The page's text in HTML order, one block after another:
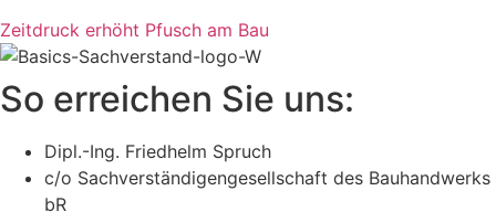
Zeitdruck erhöht Pfusch am Bau
So erreichen Sie uns:
Dipl.-Ing. Friedhelm Spruch
c/o Sachverständigengesellschaft des Bauhandwerks
bR